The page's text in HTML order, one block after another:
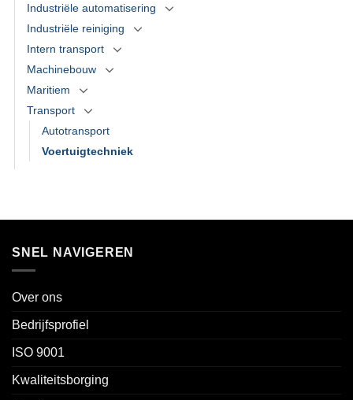
Industriële automatisering
Industriële reiniging
Intern transport
Machinebouw
Maritiem
Transport
Autotransport
Voertuigtechniek
SNEL NAVIGEREN
Over ons
Bedrijfsprofiel
ISO 9001
Kwaliteitsborging